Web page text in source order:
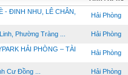
- ĐINH NHU, LÊ CHÂN,
Hải Phòng
Phường Tràng ... Hải Phòng
HẢI PHÒNG – TÀI
Hải Phòng
Cư Đồng ... Hải Phòng